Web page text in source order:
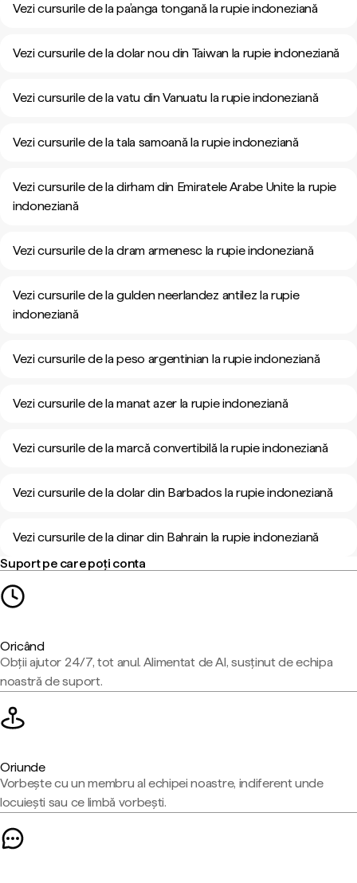
Vezi cursurile de la pa’anga tongană la rupie indoneziană
Vezi cursurile de la dolar nou din Taiwan la rupie indoneziană
Vezi cursurile de la vatu din Vanuatu la rupie indoneziană
Vezi cursurile de la tala samoană la rupie indoneziană
Vezi cursurile de la dirham din Emiratele Arabe Unite la rupie
indoneziană
Vezi cursurile de la dram armenesc la rupie indoneziană
Vezi cursurile de la gulden neerlandez antilez la rupie
indoneziană
Vezi cursurile de la peso argentinian la rupie indoneziană
Vezi cursurile de la manat azer la rupie indoneziană
Vezi cursurile de la marcă convertibilă la rupie indoneziană
Vezi cursurile de la dolar din Barbados la rupie indoneziană
Vezi cursurile de la dinar din Bahrain la rupie indoneziană
Suport pe care poți conta
Oricând
Obții ajutor 24/7, tot anul. Alimentat de AI, susținut de echipa
noastră de suport.
Oriunde
Vorbește cu un membru al echipei noastre, indiferent unde
locuiești sau ce limbă vorbești.